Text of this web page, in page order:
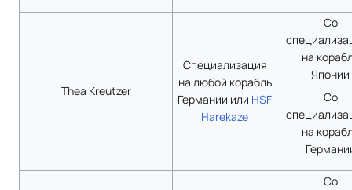
Thea Kreutzer
Специализация
на любой корабль
Германии или HSF
Harekaze
Со
на
Японии
Со
на
Со